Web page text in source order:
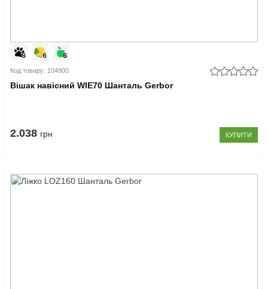
Код товару: 104900
Вішак навісний WIE70 Шанталь Gerbor
2.038 грн КУПИТИ